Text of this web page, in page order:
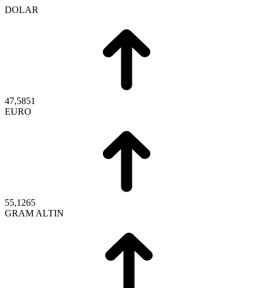
DOLAR
47,5851
EURO
55,1265
GRAM ALTIN